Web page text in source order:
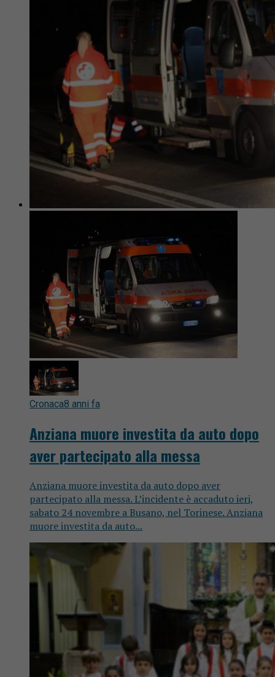
Cronaca8 anni fa
Anziana muore investita da auto dopo
aver partecipato alla messa
Anziana muore investita da auto dopo aver
partecipato alla messa. L’incidente è accaduto ieri,
sabato 24 novembre a Busano, nel Torinese. Anziana
muore investita da auto...